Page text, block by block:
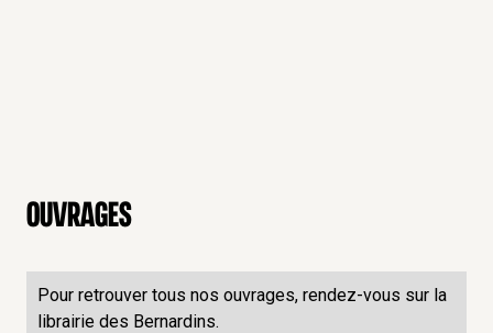
Ouvrages
Pour retrouver tous nos ouvrages, rendez-vous sur la
librairie des Bernardins.